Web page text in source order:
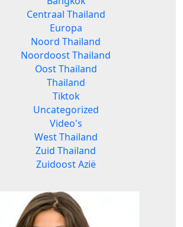
Centraal Thailand
Europa
Noord Thailand
Noordoost Thailand
Oost Thailand
Thailand
Tiktok
Uncategorized
Video's
West Thailand
Zuid Thailand
Zuidoost Azië